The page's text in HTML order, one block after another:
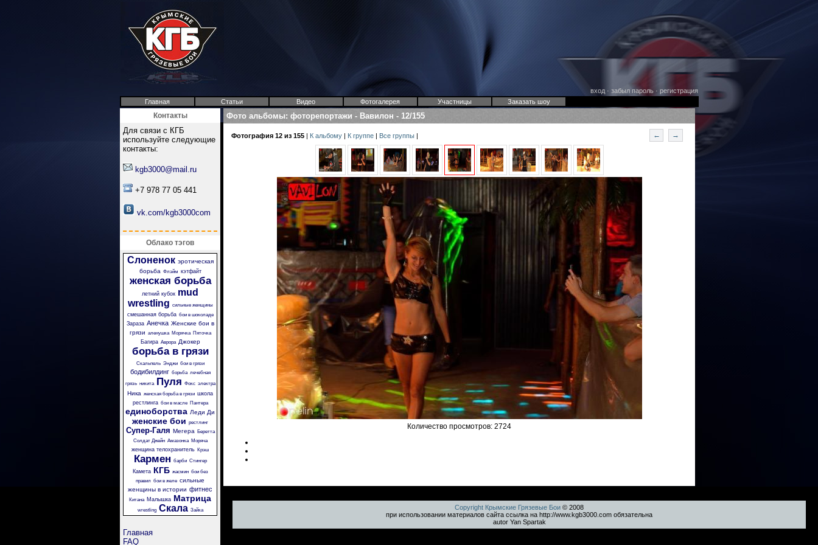
вход· забыл пароль· регистрация
Главная
Статьи Видео Фотогалерея Участницы Заказать шоу
Контакты
Для связи с КГБ
используйте следующие
контакты:
kgb3000@mail.ru
+7 978 77 05 441
vk.com/kgb3000com
Облако тэгов
Слоненок эротическая
борьба Флэйм кэтфайт
женская борьба
летний кубок mud
wrestling сильные женщины
смешанная борьба бои в шоколаде
Зараза Анечка Женские бои в
грязи аленушка Морячка Пяточка
Багира Аврора Джокер
борьба в грязи
Скальпель Энджи бои в грязи
бодибилдинг борьба лечебная
грязь никита Пуля Фокс электра
Ника женская борьба в грязи школа
рестлинга бои в масле Пантера
единоборства Леди Ди
женские бои рестлинг
Супер-Галя Мегера
Беретта
Солдат Джейн Амазонка Моряча
женщина телохранитель Крэш
Кармен барби Стингер
Камета КГБ жасмин бои без
правил бои в желе сильные
женщины в истории фитнес
Китана Малышка Матрица
wrestling Скала Зайка
Главная
FAQ
Фото альбомы: фоторепортажи - Вавилон - 12/155
Фотография 12 из 155 | К альбому | К группе | Все группы | ← →
Количество просмотров: 2724
Copyright Крымские Грязевые Бои © 2008
при использовании материалов сайта ссылка на http://www.kgb3000.com обязательна
autor Yan Spartak